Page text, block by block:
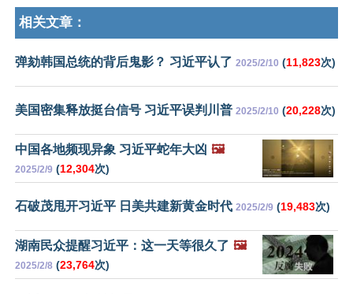
相关文章：
弹劾韩国总统的背后鬼影？ 习近平认了 2025/2/10 (11,823次)
美国密集释放挺台信号 习近平误判川普 2025/2/10 (20,228次)
中国各地频现异象 习近平蛇年大凶 🖼️
2025/2/9 (12,304次)
石破茂甩开习近平 日美共建新黄金时代 2025/2/9 (19,483次)
湖南民众提醒习近平：这一天等很久了 🖼️
2025/2/8 (23,764次)